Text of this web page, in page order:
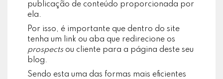
publicação de conteúdo proporcionada por
ela.
Por isso, é importante que dentro do site
tenha um link ou aba que redirecione os
prospects ou cliente para a página deste seu
blog.
Sendo esta uma das formas mais eficientes